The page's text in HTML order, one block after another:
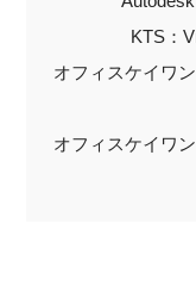
KTS：
オフィスケイワ
オフィスケイワ